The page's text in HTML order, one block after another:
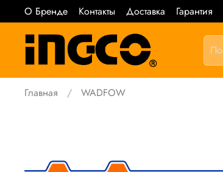
О Бренде Контакты Доставка Гарантия
Главная WADFOW